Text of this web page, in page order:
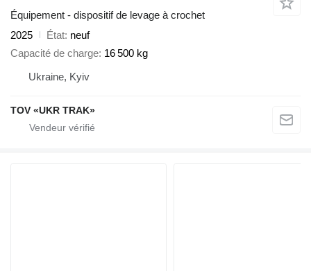
Équipement - dispositif de levage à crochet
2025
État neuf
Capacité de charge 16 500 kg
Ukraine, Kyiv
TOV «UKR TRAK»